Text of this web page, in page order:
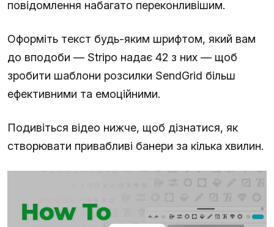
повідомлення набагато переконливішим.
Оформіть текст будь-яким шрифтом, який вам
до вподоби — Stripo надає 42 з них — щоб
зробити шаблони розсилки SendGrid більш
ефективними та емоційними.
Подивіться відео нижче, щоб дізнатися, як
створювати привабливі банери за кілька хвилин.